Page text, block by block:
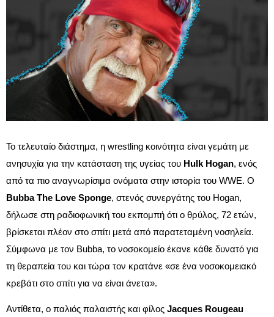
Το τελευταίο διάστημα, η wrestling κοινότητα είναι γεμάτη με
ανησυχία για την κατάσταση της υγείας του Hulk Hogan, ενός
από τα πιο αναγνωρίσιμα ονόματα στην ιστορία του WWE. Ο
Bubba The Love Sponge, στενός συνεργάτης του Hogan,
δήλωσε στη ραδιοφωνική του εκπομπή ότι ο θρύλος, 72 ετών,
βρίσκεται πλέον στο σπίτι μετά από παρατεταμένη νοσηλεία.
Σύμφωνα με τον Bubba, το νοσοκομείο έκανε κάθε δυνατό για
τη θεραπεία του και τώρα τον κρατάνε «σε ένα νοσοκομειακό
κρεβάτι στο σπίτι για να είναι άνετα».
Αντίθετα, ο παλιός παλαιστής και φίλος Jacques Rougeau